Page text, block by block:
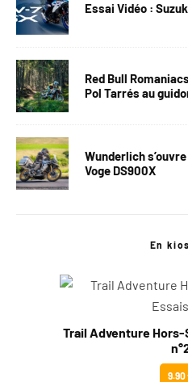
Essai Vidéo :
Red Bull
Pol Tarrés au
Wunderlich
Voge DS900X
En
Trail Adventure
9.90